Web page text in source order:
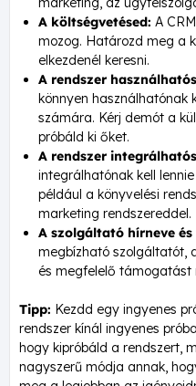
A költségvetésed: A
mozog. Határozd meg a
elkezdenél keresni.
A rendszer
könnyen használhatónak
számára. Kérj demót a
próbáld ki őket.
A rendszer
integrálhatónak kell
például a könyvelési
marketing rendszereddel.
A szolgáltató hírneve
megbízható szolgáltatót,
és megfelelő támogatást
Tipp: Kezdd egy ingyenes
rendszer kínál ingyenes
hogy kipróbáld a rendszert,
nagyszerű módja annak,